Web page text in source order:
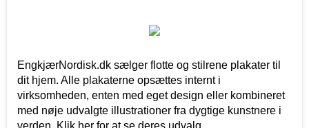
EngkjærNordisk.dk sælger flotte og stilrene plakater til
dit hjem. Alle plakaterne opsættes internt i
virksomheden, enten med eget design eller kombineret
med nøje udvalgte illustrationer fra dygtige kunstnere i
verden. Klik her for at se deres udvalg.